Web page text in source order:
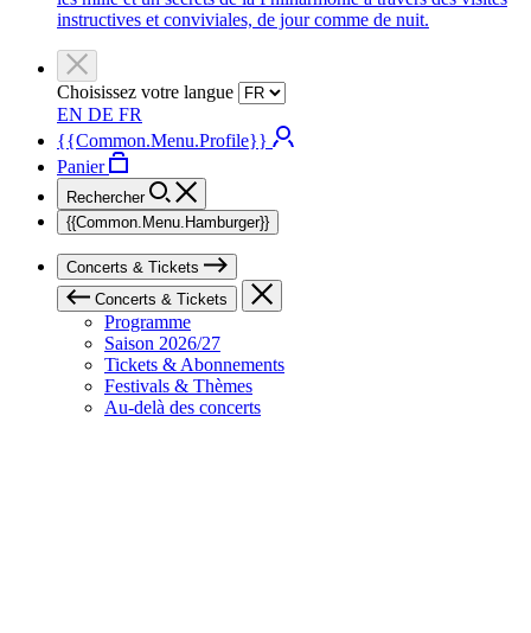
instructives et conviviales, de jour comme de nuit.
Choisissez votre langue
EN DE FR
{{Common.Menu.Profile}}
Panier
Rechercher
{{Common.Menu.Hamburger}}
Concerts & Tickets
Concerts & Tickets
Programme
Saison 2026/27
Tickets & Abonnements
Festivals & Thèmes
Au-delà des concerts